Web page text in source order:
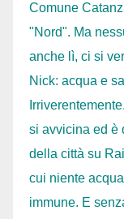
Comune
"Nord". Ma
anche lì, ci si
Nick: acqua e
si avvicina ed è
della città su
cui niente
immune. E